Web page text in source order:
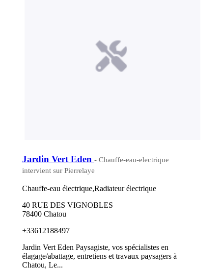
Jardin Vert Eden - Chauffe-eau-electrique
intervient sur Pierrelaye
Chauffe-eau électrique,Radiateur électrique
40 RUE DES VIGNOBLES
78400 Chatou
+33612188497
Jardin Vert Eden Paysagiste, vos spécialistes en
élagage/abattage, entretiens et travaux paysagers à
Chatou, Le...